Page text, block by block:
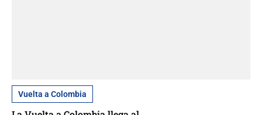
Vuelta a Colombia